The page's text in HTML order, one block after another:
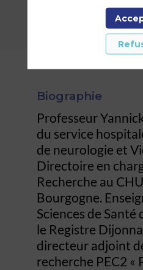
Biographie
Professeur
du service
de neurologie et
Directoire en
Recherche au
Bourgogne.
Sciences de Santé
le Registre
directeur adjoint
recherche PEC2